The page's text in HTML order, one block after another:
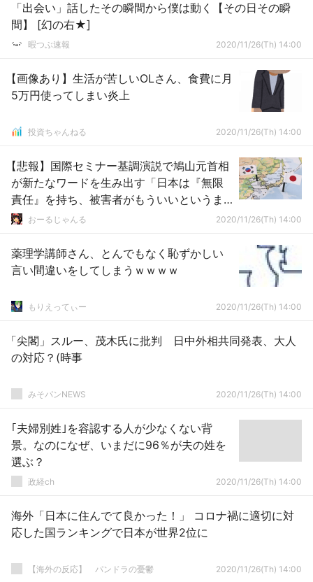
「出会い」話したその瞬間から僕は動く【その日その瞬
間】 [幻の右★]
暇つぶ速報 2020/11/26(Th) 14:00
【画像あり】生活が苦しいOLさん、食費に月
5万円使ってしまい炎上
投資ちゃんねる 2020/11/26(Th) 14:00
【悲報】国際セミナー基調演説で鳩山元首相
が新たなワードを生み出す「日本は『無限
責任』を持ち、被害者がもういいというま
で、謝罪の心を持ち続けなければならな
おーるじゃんる 2020/11/26(Th) 14:00
薬理学講師さん、とんでもなく恥ずかしい
言い間違いをしてしまうｗｗｗｗ
もりえってぃー 2020/11/26(Th) 14:00
「尖閣」スルー、茂木氏に批判 日中外相共同発表、大人
の対応？(時事
みそパンNEWS 2020/11/26(Th) 14:00
｢夫婦別姓｣を容認する人が少なくない背
景。なのになぜ、いまだに96％が夫の姓を
選ぶ？
政経ch 2020/11/26(Th) 14:00
海外「日本に住んでて良かった！」 コロナ禍に適切に対
応した国ランキングで日本が世界2位に
【海外の反応】 パンドラの憂鬱 2020/11/26(Th) 14:00